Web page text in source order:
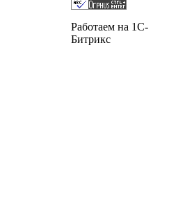
Работаем на 1C-
Битрикс